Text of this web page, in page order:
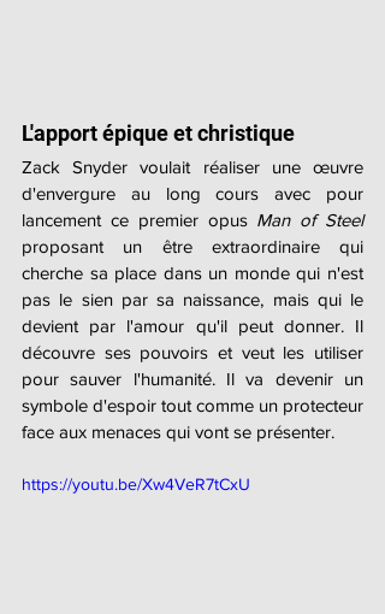
L'apport épique et christique
Zack Snyder voulait réaliser une œuvre
d'envergure au long cours avec pour
lancement ce premier opus Man of Steel
proposant un être extraordinaire qui
cherche sa place dans un monde qui n'est
pas le sien par sa naissance, mais qui le
devient par l'amour qu'il peut donner. Il
découvre ses pouvoirs et veut les utiliser
pour sauver l'humanité. Il va devenir un
symbole d'espoir tout comme un protecteur
face aux menaces qui vont se présenter.
https://youtu.be/Xw4VeR7tCxU